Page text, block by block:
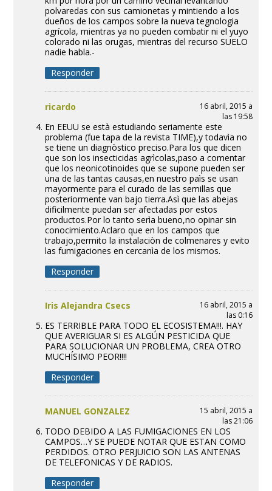
polvaredas con sus camionetas y mintiendo a los
dueños de los campos sobre la nueva tegnologia
agrícola, mientras ya no pueden combatir ni el yuyo
colorado ni las orugas, mientras del recurso SUELO
nadie habla.-
Responder
ricardo
16 abril, 2015 a
las 19:58
En EEUU se està estudiando seriamente este
problema (fue tapa de la revista TIME),y todavìa no
se tiene un diagnòstico preciso.Para los que dicen
que son los insecticidas agrìcolas,paso a comentar
que los neonicotinoides que se supone pueden ser
una de las tantas causas,en nuestro paìs se usan
mayormente para el curado de las semillas que
posteriormente van bajo tierra.Asì que las abejas
dificilmente puedan ser afectadas por estos
productos.Por lo tanto serìa bueno,no opinar sin
conocimiento.Aclaro que en los campos que
trabajo,permito la instalaciòn de colmenares y evito
las fumigaciones en cercanìa de los mismos.
Responder
Iris Alejandra Csecs
16 abril, 2015 a
las 0:16
ES TERRIBLE PARA TODO EL ECOSISTEMA!!!. HAY
QUE AVERIGUAR SI ES ALGÚN PESTICIDA QUE
PARA SOLUCIONAR UN PROBLEMA, CREA OTRO
MUCHÍSIMO PEOR!!!!
Responder
MANUEL GONZALEZ
15 abril, 2015 a
las 21:06
TODO DEBIDO A LAS FUMIGACIONES EN LOS
CAMPOS…Y SE PUEDE NOTAR QUE ESTAN COMO
PERDIDOS. OTRO PERJUICIO SON LAS ANTENAS
DE TELEFONICAS Y DE RADIOS.
Responder